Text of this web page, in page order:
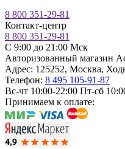
8 800 351-29-81
Контакт-центр
8 800 351-29-81
C 9:00 до 21:00 Мск
Авторизованный магазин
Адрес: 125252, Москва,
Телефон: 8 495 105-91-87
Вс-чт 10:00-22:00 Пт-сб
Принимаем к оплате: